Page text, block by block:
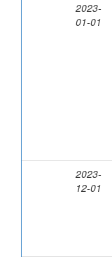
2023-
01-01
2023-
12-01